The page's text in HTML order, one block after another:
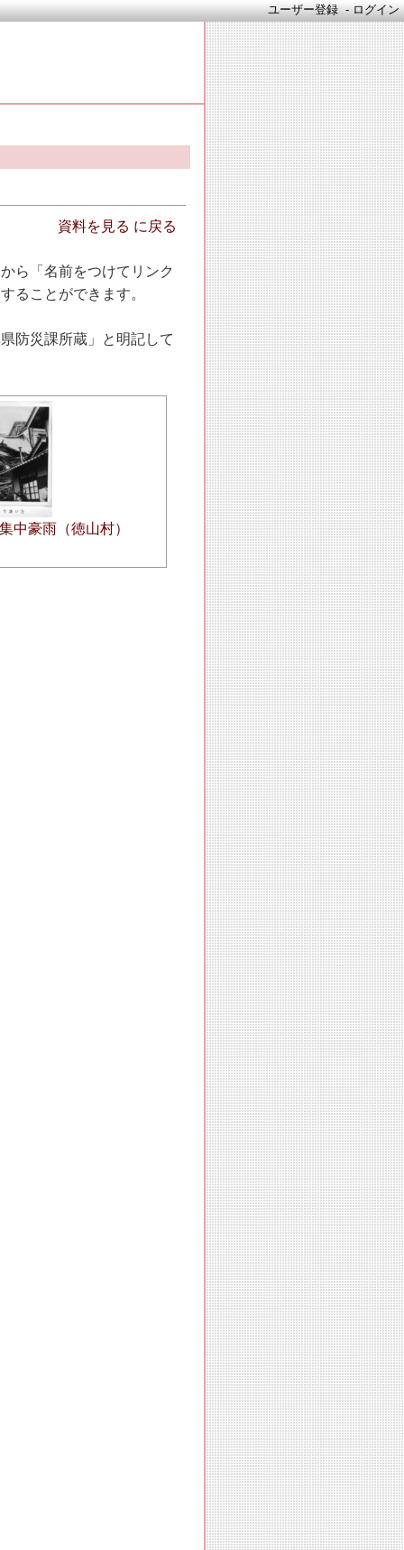
ユーザー登録 -ログイン
資料を見る に戻る
ら「名前をつけてリンク
ることができます。
防災課所蔵」と明記して
中豪雨（徳山村）